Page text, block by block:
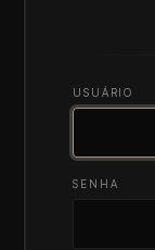
USUÁRIO
SENHA